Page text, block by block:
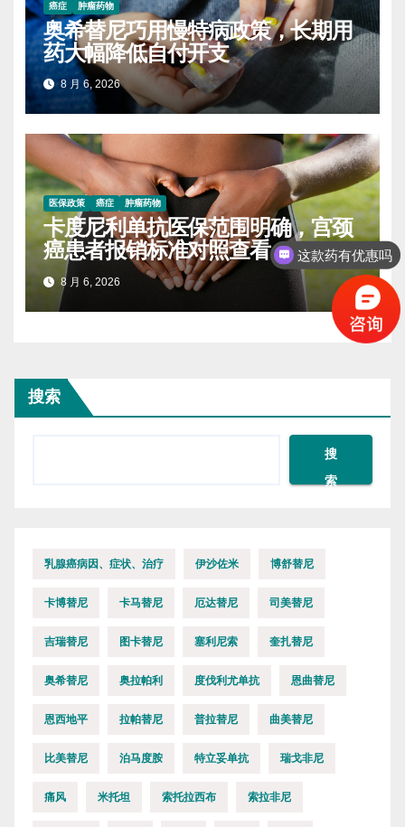
癌症 肿瘤药物
奥希替尼巧用慢特病政策，长期用
药大幅降低自付开支
8 月 6, 2026
医保政策 癌症 肿瘤药物
卡度尼利单抗医保范围明确，宫颈
癌患者报销标准对照查看
8 月 6, 2026
搜索
搜
索
乳腺癌病因、症状、治疗 伊沙佐米 博舒替尼
卡博替尼 卡马替尼 厄达替尼 司美替尼
吉瑞替尼 图卡替尼 塞利尼索 奎扎替尼
奥希替尼 奥拉帕利 度伐利尤单抗 恩曲替尼
恩西地平 拉帕替尼 普拉替尼 曲美替尼
比美替尼 泊马度胺 特立妥单抗 瑞戈非尼
痛风 米托坦 索托拉西布 索拉非尼
这款药有优惠吗